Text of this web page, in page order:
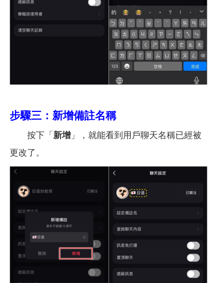
步驟三：新增備註名稱
按下「 新增 」，就能看到用戶聊天名稱已經被
更改了。